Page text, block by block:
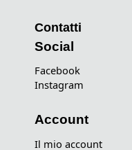
Contatti
Social
Facebook
Instagram
Account
Il mio account